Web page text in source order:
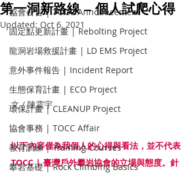
協會公告 | TOCC Announcement
固定點更新計畫 | Rebolting Project
龍洞岩場救援計畫 | LD EMS Project
意外事件報告 | Incident Report
生態保育計畫 | ECO Project
環保計畫 | CLEANUP Project
協會事務 | TOCC Affair
教育訓練 | Training Courses
攀岩基礎 | Rock Climbing Basics
第一洞新路線 – 個人試爬心得
Updated: Oct 6, 2021
文 / 陳震宇
以下內容僅為我個人的心得與看法，並不代表
TOCC | 臺灣戶外攀岩協會的立場與態度。針